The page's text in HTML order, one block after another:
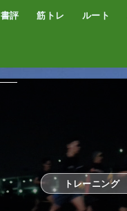
書評 筋トレ ルート
トレーニング